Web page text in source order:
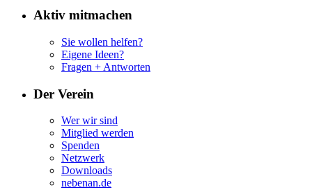
Aktiv mitmachen
Sie wollen helfen?
Eigene Ideen?
Fragen + Antworten
Der Verein
Wer wir sind
Mitglied werden
Spenden
Netzwerk
Downloads
nebenan.de